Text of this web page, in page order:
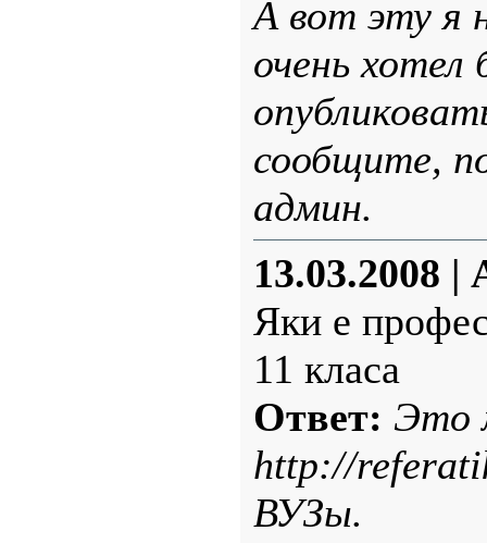
А вот эту я
очень
сообщите,
админ.
13.03.2008 |
Яки е
11 класа
Ответ: Это
http://
ВУЗы.